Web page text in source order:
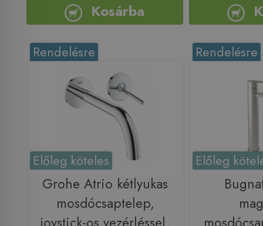
Kosárba
Rendelésre
Előleg köteles
Grohe Atrio kétlyukas
mosdócsaptelep,
Rendelésre
Előleg